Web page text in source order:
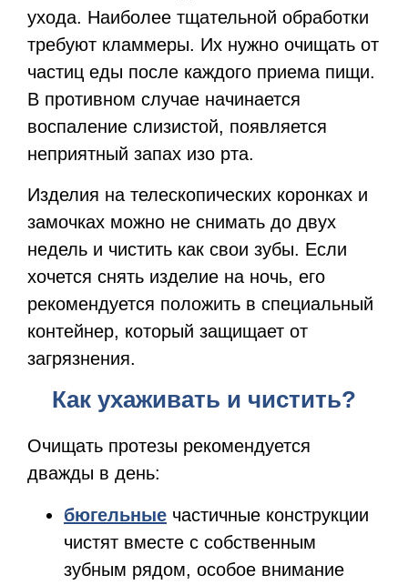
ухода. Наиболее тщательной обработки
требуют кламмеры. Их нужно очищать от
частиц еды после каждого приема пищи.
В противном случае начинается
воспаление слизистой, появляется
неприятный запах изо рта.
Изделия на телескопических коронках и
замочках можно не снимать до двух
недель и чистить как свои зубы. Если
хочется снять изделие на ночь, его
рекомендуется положить в специальный
контейнер, который защищает от
загрязнения.
Как ухаживать и чистить?
Очищать протезы рекомендуется
дважды в день:
бюгельные частичные конструкции
чистят вместе с собственным
зубным рядом, особое внимание